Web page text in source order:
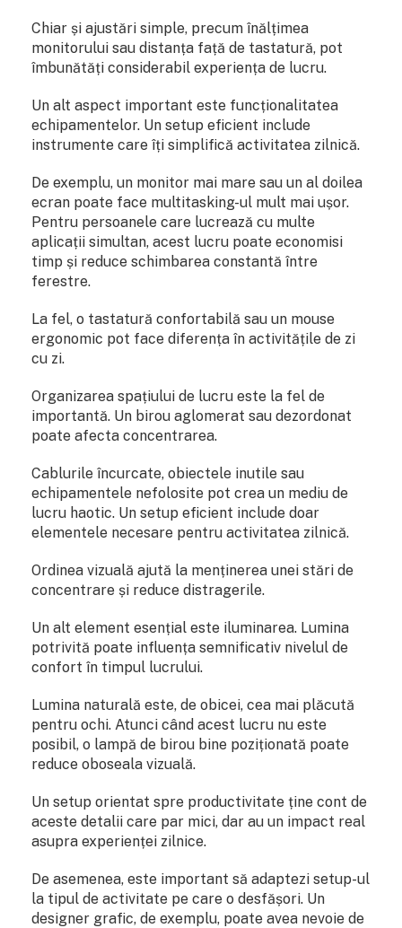
Chiar și ajustări simple, precum înălțimea
monitorului sau distanța față de tastatură, pot
îmbunătăți considerabil experiența de lucru.
Un alt aspect important este funcționalitatea
echipamentelor. Un setup eficient include
instrumente care îți simplifică activitatea zilnică.
De exemplu, un monitor mai mare sau un al doilea
ecran poate face multitasking-ul mult mai ușor.
Pentru persoanele care lucrează cu multe
aplicații simultan, acest lucru poate economisi
timp și reduce schimbarea constantă între
ferestre.
La fel, o tastatură confortabilă sau un mouse
ergonomic pot face diferența în activitățile de zi
cu zi.
Organizarea spațiului de lucru este la fel de
importantă. Un birou aglomerat sau dezordonat
poate afecta concentrarea.
Cablurile încurcate, obiectele inutile sau
echipamentele nefolosite pot crea un mediu de
lucru haotic. Un setup eficient include doar
elementele necesare pentru activitatea zilnică.
Ordinea vizuală ajută la menținerea unei stări de
concentrare și reduce distragerile.
Un alt element esențial este iluminarea. Lumina
potrivită poate influența semnificativ nivelul de
confort în timpul lucrului.
Lumina naturală este, de obicei, cea mai plăcută
pentru ochi. Atunci când acest lucru nu este
posibil, o lampă de birou bine poziționată poate
reduce oboseala vizuală.
Un setup orientat spre productivitate ține cont de
aceste detalii care par mici, dar au un impact real
asupra experienței zilnice.
De asemenea, este important să adaptezi setup-ul
la tipul de activitate pe care o desfășori. Un
designer grafic, de exemplu, poate avea nevoie de